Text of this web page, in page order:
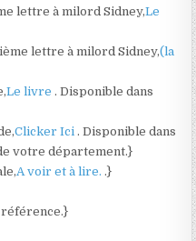
lettre à milord Sidney,Le
lettre à milord Sidney,(la
Le livre . Disponible dans
Clicker Ici . Disponible dans
votre département.}
A voir et à lire. .}
référence.}